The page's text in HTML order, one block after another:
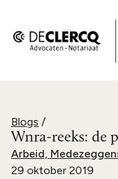
Blogs /
Wnra-reeks: de
Arbeid,
29 oktober 2019